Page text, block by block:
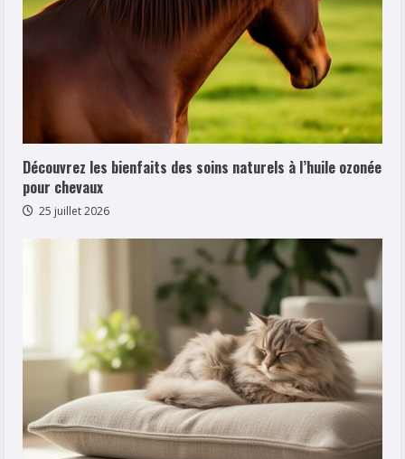
Découvrez les bienfaits des soins naturels à l’huile ozonée
pour chevaux
25 juillet 2026